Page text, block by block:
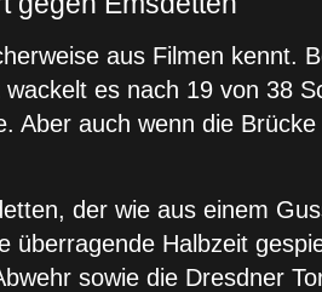
aus Filmen kennt.
es nach 19 von 38
auch wenn die
der wie aus einem
Halbzeit
sowie die Dresdner